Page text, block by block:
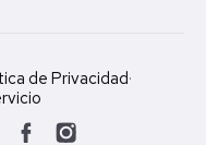
de Privacidad·